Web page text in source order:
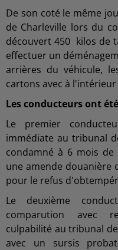
De son coté le même
de Charleville lors du
découvert 450 kilos de
effectuer un
arrières du véhicule,
cartons avec à
Les conducteurs ont
Le premier
immédiate au tribunal
condamné à 6 mois
une amende douanière
pour le refus
Le deuxième
comparution avec
culpabilité au tribunal
avec un sursis